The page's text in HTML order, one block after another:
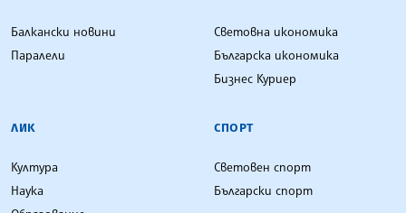
Балкански новини
Паралели
Световна икономика
Българска икономика
Бизнес Куриер
ЛИК
Култура
Наука
СПОРТ
Световен спорт
Български спорт